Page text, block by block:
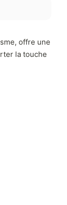
offre une
la touche